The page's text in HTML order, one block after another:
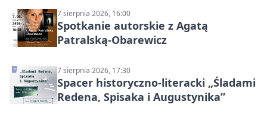
7 sierpnia 2026, 16:00
Spotkanie autorskie z Agatą
Patralską-Obarewicz
7 sierpnia 2026, 17:30
Spacer historyczno-literacki „Śladami
Redena, Spisaka i Augustynika”